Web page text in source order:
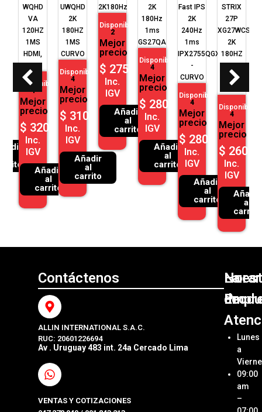
WQHD
VA
120HZ
1MS
HDMI,
DP
Disponible
4
Mejor
precio
$ 320.00
Inc.
IGV
Añadir
al
carrito
UWQHD
2K
180HZ
1MS
CURVO
Disponible
4
Mejor
precio
$ 310.00
Inc.
IGV
Añadir
al
carrito
2K180Hz
Disponible
2
Mejor
precio
$ 275.00
Inc.
IGV
Añadir
al
carrito
2K
180Hz
1ms
GS27QA
Disponible
4
Mejor
precio
$ 280.00
Inc.
IGV
Añadir
al
carrito
Fast IPS
2K
240Hz
1ms
IPX2755QGXP
-
CURVO
Disponible
4
Mejor
precio
$ 280.00
Inc.
IGV
Añadir
al
carrito
STRIX
27P
XG27WCS
2K
180HZ
1MS
FAST
Disponible
4
Mejor
precio
$
Inc.
IGV
Añadir
al
carrito
Contáctenos
ALLIN INTERNATIONAL S.A.C.
RUC: 20601226694
Av . Uruguay 483 int. 24a Cercado Lima
VENTAS Y COTIZACIONES
La
Allin
SAC
Ubica
Tienda
de
Lunes
a
09:00
am
–